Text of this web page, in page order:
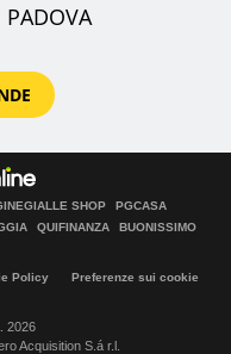
PADOVA
SHOP
PGCASA
QUIFINANZA
BUONISSIMO
Policy
Preferenze sui cookie
2026
Acquisition S.á r.l.